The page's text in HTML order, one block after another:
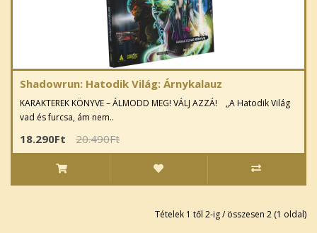
Shadowrun: Hatodik Világ: Árnykalauz
KARAKTEREK KÖNYVE – ÁLMODD MEG! VÁLJ AZZÁ! „A Hatodik Világ
vad és furcsa, ám nem..
18.290Ft 20.490Ft
Tételek 1 től 2-ig / összesen 2 (1 oldal)